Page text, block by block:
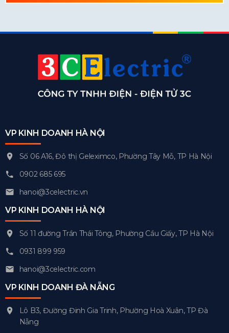
VP KINH DOANH HÀ NỘI
Số 06 A16, Đô thị Geleximco, Phường Tây Mỗ, TP Hà Nội
0902 685 695
hanoi@3celectric.vn
VP KINH DOANH HÀ NỘI
Số 11 đường Trần Thái Tông, Phường Cầu Giấy, TP Hà Nội
0931 899 959
hanoi@3celectric.com
VP KINH DOANH ĐÀ NẴNG
Lô B3, Đường Đinh Gia Trinh, Phường Hoà Xuân, TP Đà
Nẵng